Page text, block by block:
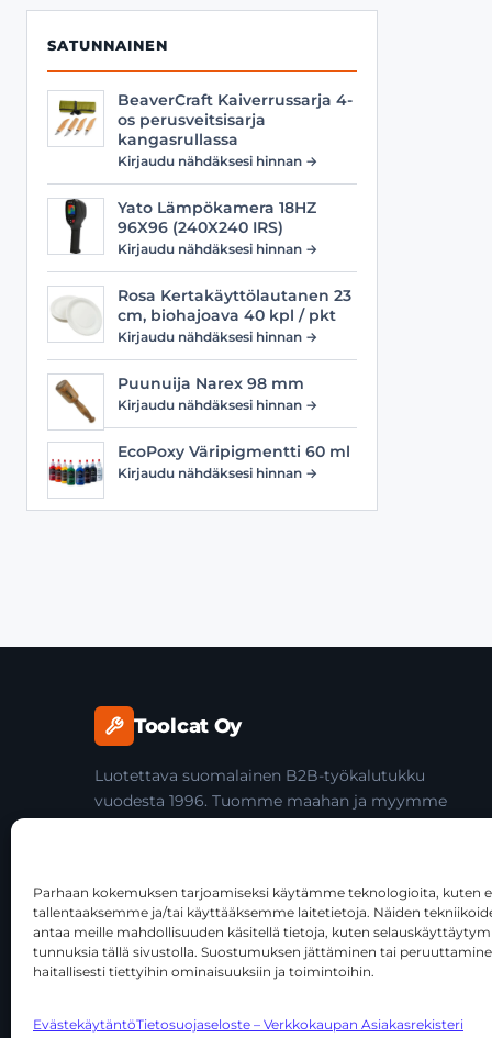
Parhaan kokemuksen tarjoamiseksi käytämme teknologioita, kuten
tallentaaksemme ja/tai käyttääksemme laitetietoja. Näiden
antaa meille mahdollisuuden käsitellä tietoja, kuten
tunnuksia tällä sivustolla. Suostumuksen jättäminen tai
haitallisesti tiettyihin ominaisuuksiin ja toimintoihin.
EvästekäytäntöTietosuojaseloste – Verkkokaupan Asiakasrekisteri
SATUNNAINEN
BeaverCraft Kaiverrussarja 4-
os perusveitsisarja
kangasrullassa
Kirjaudu nähdäksesi hinnan →
Yato Lämpökamera 18HZ
96X96 (240X240 IRS)
Kirjaudu nähdäksesi hinnan →
Rosa Kertakäyttölautanen 23
cm, biohajoava 40 kpl / pkt
Kirjaudu nähdäksesi hinnan →
Puunuija Narex 98 mm
Kirjaudu nähdäksesi hinnan →
EcoPoxy Väripigmentti 60 ml
Kirjaudu nähdäksesi hinnan →
Toolcat Oy
Luotettava suomalainen B2B-työkalutukku
vuodesta 1996. Tuomme maahan ja myymme
© 2026 Toolcat Oy · Y-tunnus 1059567-7 · Kalustetie 1,